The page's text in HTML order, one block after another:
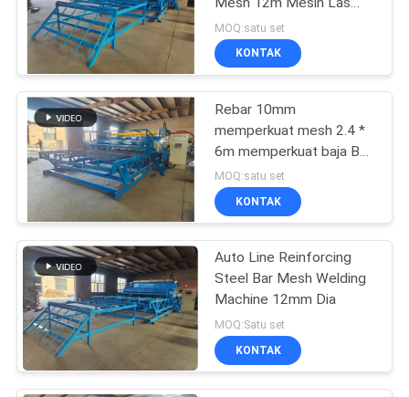
Mesin las roll mesh
mesin wire mesh
dilas
Mesh Penguat Beton
MOQ:satu set
KONTAK
Rebar 10mm
memperkuat mesh 2.4 *
6m memperkuat baja Bar
Mesh Mesin Pengelasan
MOQ:satu set
KONTAK
Auto Line Reinforcing
Steel Bar Mesh Welding
Machine 12mm Dia
MOQ:Satu set
KONTAK